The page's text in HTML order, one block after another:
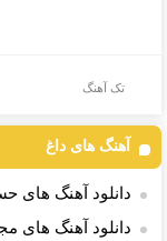
تک آهنگ
آهنگ های داغ
دانلود آهنگ های
دانلود آهنگ های